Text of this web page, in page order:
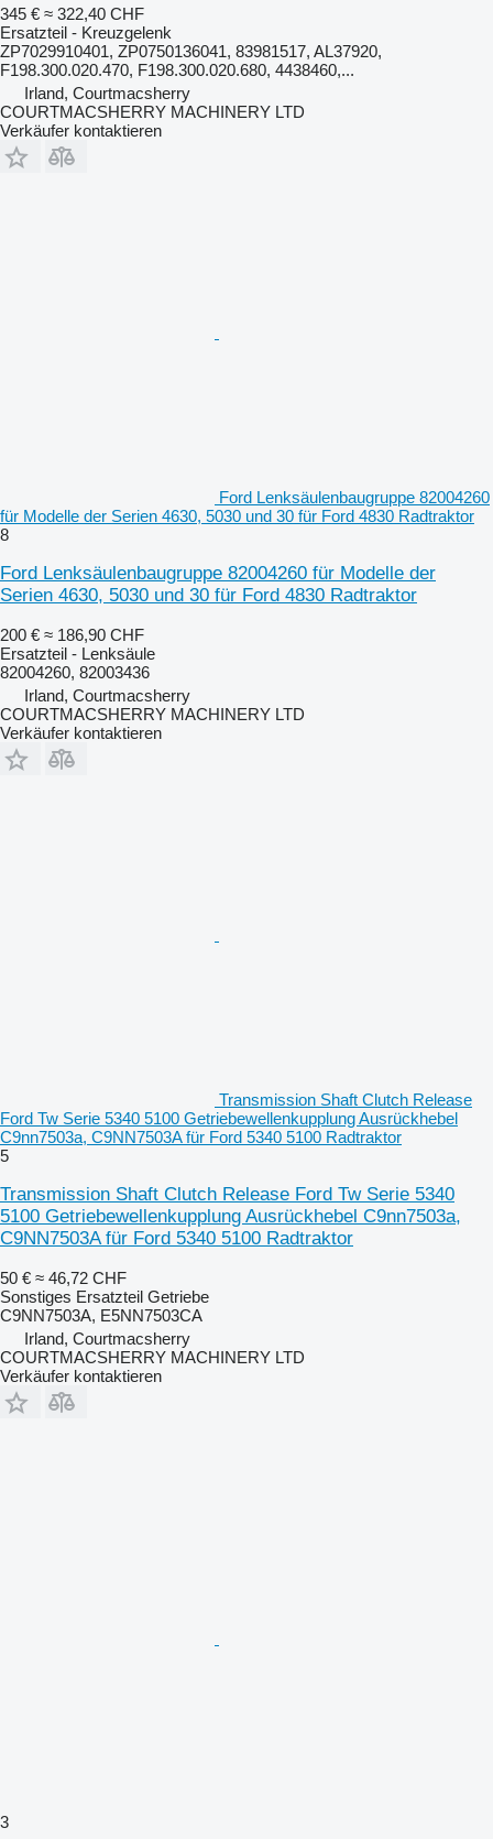
345 € ≈ 322,40 CHF
Ersatzteil - Kreuzgelenk
ZP7029910401, ZP0750136041, 83981517, AL37920,
F198.300.020.470, F198.300.020.680, 4438460,...
Irland, Courtmacsherry
COURTMACSHERRY MACHINERY LTD
Verkäufer kontaktieren
Ford Lenksäulenbaugruppe 82004260
für Modelle der Serien 4630, 5030 und 30 für Ford 4830 Radtraktor
8
Ford Lenksäulenbaugruppe 82004260 für Modelle der
Serien 4630, 5030 und 30 für Ford 4830 Radtraktor
200 € ≈ 186,90 CHF
Ersatzteil - Lenksäule
82004260, 82003436
Irland, Courtmacsherry
COURTMACSHERRY MACHINERY LTD
Verkäufer kontaktieren
Transmission Shaft Clutch Release
Ford Tw Serie 5340 5100 Getriebewellenkupplung Ausrückhebel
C9nn7503a, C9NN7503A für Ford 5340 5100 Radtraktor
5
Transmission Shaft Clutch Release Ford Tw Serie 5340
5100 Getriebewellenkupplung Ausrückhebel C9nn7503a,
C9NN7503A für Ford 5340 5100 Radtraktor
50 € ≈ 46,72 CHF
Sonstiges Ersatzteil Getriebe
C9NN7503A, E5NN7503CA
Irland, Courtmacsherry
COURTMACSHERRY MACHINERY LTD
Verkäufer kontaktieren
3